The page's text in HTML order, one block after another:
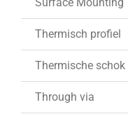
Thermisch profiel
Thermische schok
Through via